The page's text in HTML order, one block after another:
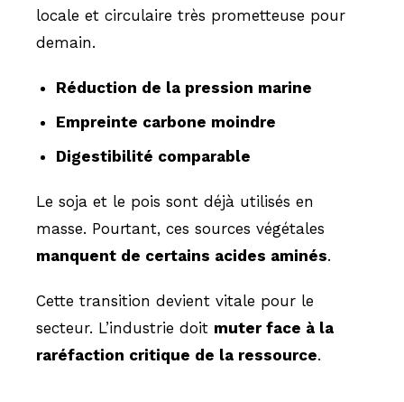
locale et circulaire très prometteuse pour
demain.
Réduction de la pression marine
Empreinte carbone moindre
Digestibilité comparable
Le soja et le pois sont déjà utilisés en
masse. Pourtant, ces sources végétales
manquent de certains acides aminés.
Cette transition devient vitale pour le
secteur. L’industrie doit muter face à la
raréfaction critique de la ressource.